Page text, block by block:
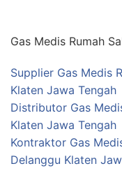
Gas Medis Rumah
Supplier Gas Medis
Klaten Jawa Tengah
Distributor Gas
Klaten Jawa Tengah
Kontraktor Gas
Delanggu Klaten